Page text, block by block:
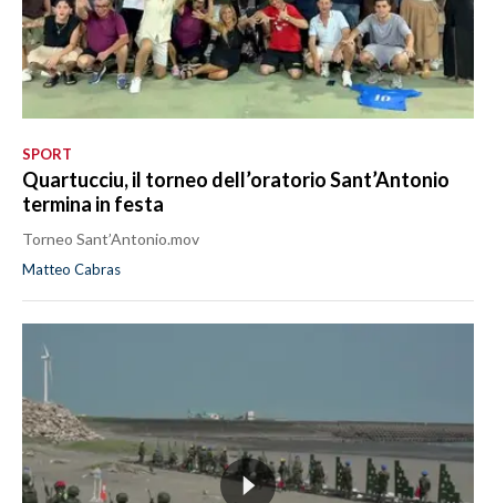
SPORT
Quartucciu, il torneo dell’oratorio Sant’Antonio
termina in festa
Torneo Sant’Antonio.mov
Matteo Cabras